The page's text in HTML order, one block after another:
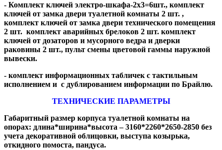
- Комплект ключей электро-шкафа-2х3=6шт., комплект
ключей от замка двери туалетной комнаты 2 шт. ,
комплект ключей от замка двери технического помещения
2 шт. комплект аварийных брелоков 2 шт. комплект
ключей от дозаторов и мусорного ведра и дверки
раковины 2 шт., пульт смены цветовой гаммы наружной
вывески.
- комплект информационных табличек с тактильным
исполнением и с дублированием информации по Брайлю.
ТЕХНИЧЕСКИЕ ПАРАМЕТРЫ
Габаритный размер корпуса туалетной комнаты на
опорах: длина*ширина*высота – 3160*2260*2650-2850 без
учета декоративной облицовки, выступа козырька,
откидного помоста, пандуса.